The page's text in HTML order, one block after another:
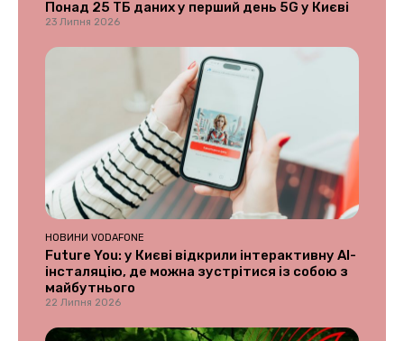
Понад 25 ТБ даних у перший день 5G у Києві
23 Липня 2026
НОВИНИ VODAFONE
Future You: у Києві відкрили інтерактивну AI-
інсталяцію, де можна зустрітися із собою з
майбутнього
22 Липня 2026